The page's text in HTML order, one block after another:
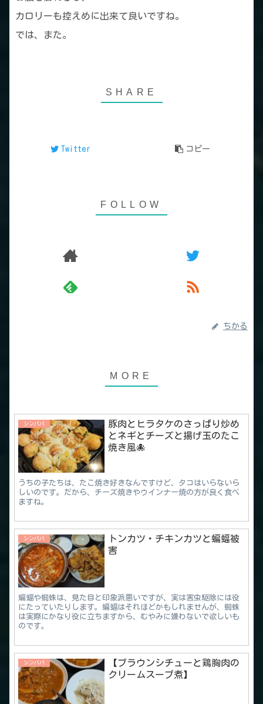
カロリーも控えめに出来て良いですね。
では、また。
Twitter コピー
ちかる
シンパパ
豚肉とヒラタケのさっぱり炒め
とネギとチーズと揚げ玉のたこ
焼き風🐙
うちの子たちは、たこ焼き好きなんですけど、タコはいらないら
しいのです。だから、チーズ焼きやウインナー焼の方が良く食べ
ますね。
シンパパ
トンカツ・チキンカツと蝙蝠被
害
蝙蝠や蜘蛛は、見た目と印象派悪いですが、実は害虫駆除には役
にたっていたりします。蝙蝠はそれほどかもしれませんが、蜘蛛
は実際にかなり役に立ちますから、むやみに嫌わないで欲しいも
のです。
シンパパ
【ブラウンシチューと鶏胸肉の
クリームスープ煮】